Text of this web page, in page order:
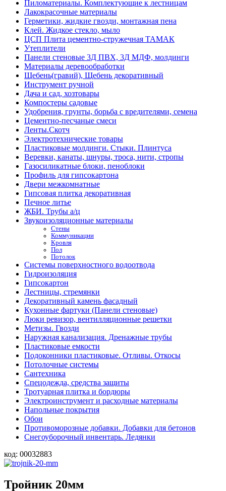
Пиломатериалы. Комплектующие к лестницам
Лакокрасочные материалы
Герметики, жидкие гвозди, монтажная пена
Клей. Жидкое стекло, мыло
ЦСП Плита цементно-стружечная ТАМАК
Утеплители
Панели стеновые 3Д ПВХ, 3Д МДФ, молдинги
Материалы деревообработки
Щебень(гравий), Щебень декоративный
Инструмент ручной
Дача и сад, хозтовары
Компостеры садовые
Удобрения, грунты, борьба с вредителями, семена
Цементно-песчаные смеси
Ленты.Скотч
Электротехнические товары
Пластиковые молдинги. Стыки. Плинтуса
Веревки, канаты, шнуры, троса, нити, стропы
Газосиликатные блоки, пеноблоки
Профиль для гипсокартона
Двери межкомнатные
Гипсовая плитка декоративная
Печное литье
ЖБИ. Трубы а/ц
Звукоизоляционные материалы
Стены
Коммуникации
Кровля
Пол
Потолок
Системы поверхностного водоотвода
Гидроизоляция
Гипсокартон
Лестницы, стремянки
Декоративный камень фасадный
Кухонные фартуки (Панели стеновые)
Люки ревизор, вентилляционные решетки
Метизы. Гвозди
Наружная канализация. Дренажные трубы
Пластиковые емкости
Подоконники пластиковые. Отливы. Откосы
Потолочные системы
Сантехника
Спецодежда, средства защиты
Тротуарная плитка и бордюры
Электроинструмент и расходные материалы
Напольные покрытия
Обои
Противоморозные добавки. Добавки для бетонов
Снегоуборочный инвентарь. Ледянки
код: 00032883
Тройник 20мм